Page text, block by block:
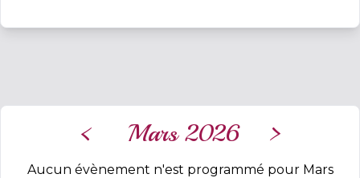
< Mars 2026>
Aucun évènement n'est programmé pour Mars